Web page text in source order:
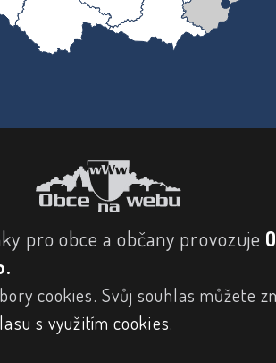
pro obce a občany provozuje
cookies. Svůj souhlas můžete
s využitím cookies.